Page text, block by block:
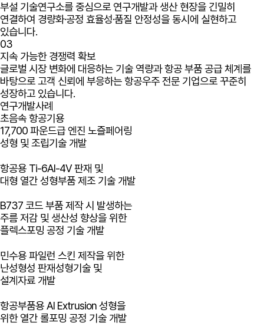
부설 기술연구소를 중심으로 연구개발과 생산 현장을 긴밀히
연결하여 경량화·공정 효율성·품질 안정성을 동시에 실현하고
있습니다.
03
지속 가능한 경쟁력 확보
글로벌 시장 변화에 대응하는 기술 역량과 항공 부품 공급 체계를
바탕으로 고객 신뢰에 부응하는 항공우주 전문 기업으로 꾸준히
성장하고 있습니다.
연구개발사례
초음속 항공기용
17,700 파운드급 엔진 노즐페어링
성형 및 조립기술 개발
항공용 Ti-6Al-4V 판재 및
대형 열간 성형부품 제조 기술 개발
B737 코드 부품 제작 시 발생하는
주름 저감 및 생산성 향상을 위한
플렉스포밍 공정 기술 개발
민수용 파일런 스킨 제작을 위한
난성형성 판재성형기술 및
설계자료 개발
항공부품용 Al Extrusion 성형을
위한 열간 롤포밍 공정 기술 개발